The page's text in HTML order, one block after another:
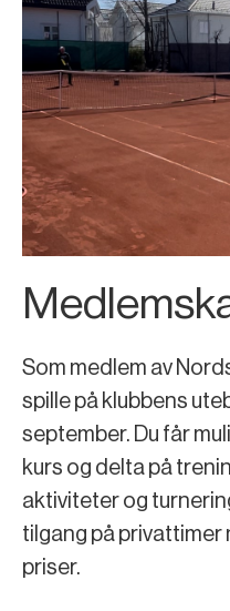
Som medlem av
spille på klubbens
september. Du får
kurs og delta på
aktiviteter og
tilgang på
priser.